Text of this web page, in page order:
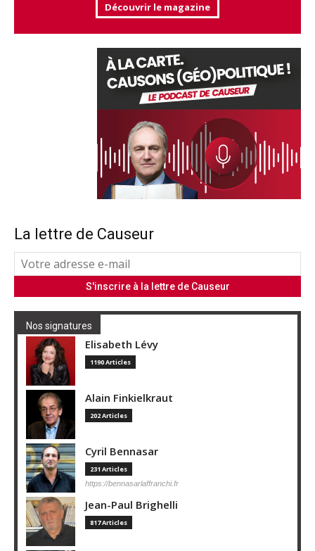
Découvrir le magazine
La lettre de Causeur
Nos signatures
Elisabeth Lévy
1190 Articles
Alain Finkielkraut
202 Articles
Cyril Bennasar
231 Articles
https://bennasarlaffranchi.fr
Jean-Paul Brighelli
817 Articles